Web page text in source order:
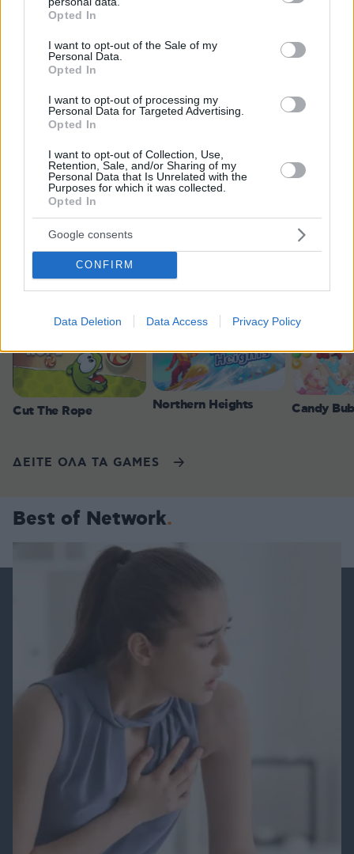
grant or deny consent to Google and its third-party tags to
use your data for below specified purposes in below Google
consent section.
Opted In
I want to opt-out of the Sale of my
Personal Data.
Opted In
I want to opt-out of processing my
Personal Data for Targeted Advertising.
Opted In
I want to opt-out of Collection, Use,
Retention, Sale, and/or Sharing of my
Personal Data that Is Unrelated with the
Purposes for which it was collected.
Opted In
Google consents
CONFIRM
Data Deletion Data Access Privacy Policy
Αντόνιο Μπαντέρας: Ήξερα ότι δεν θα
πέρναγα όλη μου τη ζωή στο
Χόλιγουντ, δεν ήταν γραφτό να
08.08.2026, 15:02 4
Games
Cut The Rope Northern Heights Candy
ΔΕΙΤΕ ΟΛΑ ΤΑ GAMES
Best of Network